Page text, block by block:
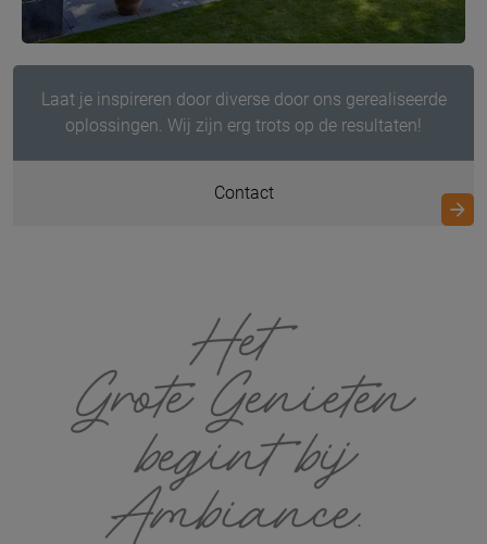
Laat je inspireren door diverse door ons gerealiseerde
oplossingen. Wij zijn erg trots op de resultaten!
Contact